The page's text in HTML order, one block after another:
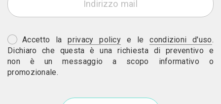
Accetto laprivacy policy e lecondizioni d'uso.
Dichiaro che questa è una richiesta di preventivo e
non è un messaggio a scopo informativo o
promozionale.